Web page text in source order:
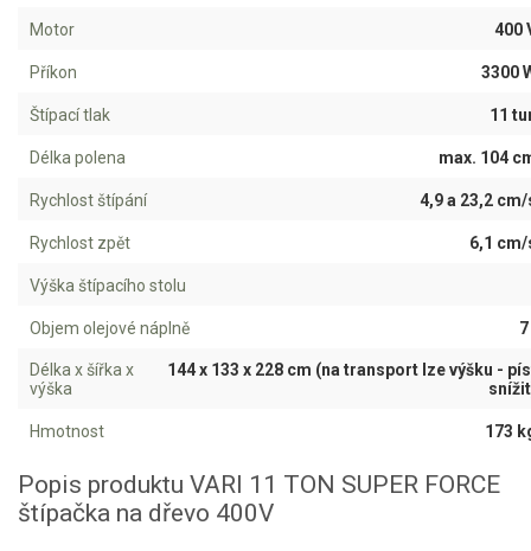
Aku sekačky
Štípačka na dřevo
Štípačka horizontální
VARI
VARI malotraktory
VARI multifunkční nosiče
Sněhové frézy
Motor 400
Příkon 3300
Štípací tlak 11
Délka polena max. 104
Rychlost štípání 4,9 a 23,2
Rychlost zpět 6,1 cm/
Výška štípacího stolu
Objem olejové náplně
Délka x šířka x
výška
144 x 133 x 228 cm (na transport lze výšku -
Hmotnost 173
Popis produktu VARI 11 TON SUPER FORCE
štípačka na dřevo 400V